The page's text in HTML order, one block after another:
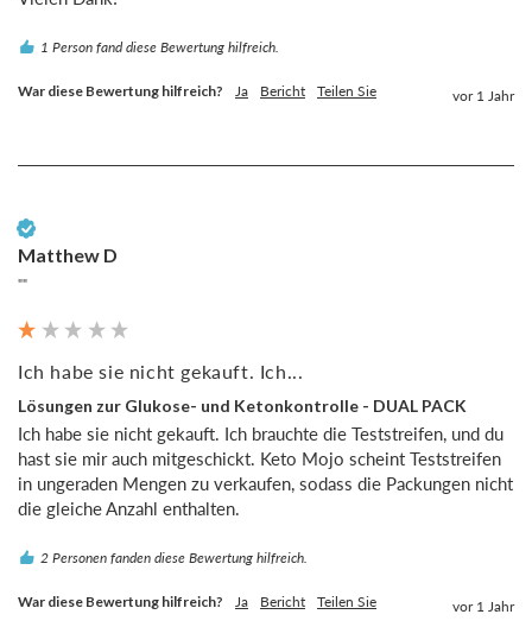
1 Person fand diese Bewertung hilfreich.
War diese Bewertung hilfreich? Ja Bericht Teilen Sie vor 1 Jahr
Matthew D
""
Ich habe sie nicht gekauft. Ich...
Lösungen zur Glukose- und Ketonkontrolle - DUAL PACK
Ich habe sie nicht gekauft. Ich brauchte die Teststreifen, und du
hast sie mir auch mitgeschickt. Keto Mojo scheint Teststreifen
in ungeraden Mengen zu verkaufen, sodass die Packungen nicht
die gleiche Anzahl enthalten.
2 Personen fanden diese Bewertung hilfreich.
War diese Bewertung hilfreich? Ja Bericht Teilen Sie vor 1 Jahr